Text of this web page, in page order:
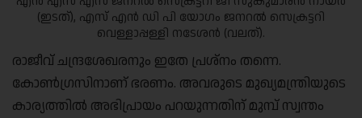
(ഇടത്), എസ് എൻ ഡി പി യോഗം ജനറൽ സെക്രട്ടറി
വെള്ളാപ്പള്ളി നടേശൻ (വലത്).
രാജീവ് ചന്ദ്രശേഖരനും ഇതേ പ്രശ്നം തന്നെ.
കോൺഗ്രസിനാണ് ഭരണം. അവരുടെ മുഖ്യമന്ത്രിയുടെ
കാര്യത്തിൽ അഭിപ്രായം പറയുന്നതിന് മുമ്പ് സ്വന്തം